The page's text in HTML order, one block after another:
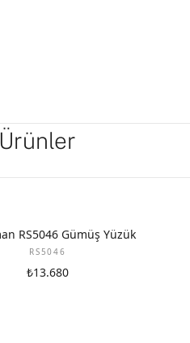
RS5046 Gümüş Yüzük
RS5046
₺13.680